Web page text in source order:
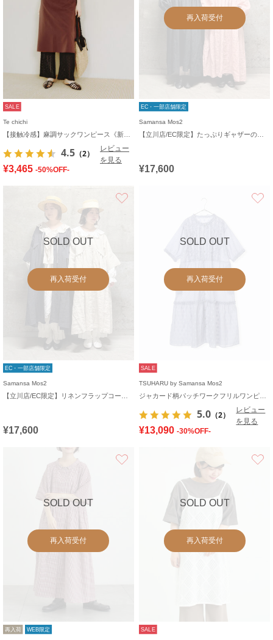
SALE
Te chichi
4.5 （2）
レビュー
を見る
¥3,465 -50%OFF-
再入荷受付
EC・一部店舗限定
Samansa Mos2
¥17,600
SOLD OUT
再入荷受付
EC・一部店舗限定
Samansa Mos2
¥17,600
SOLD OUT
再入荷受付
SALE
TSUHARU by Samansa Mos2
5.0 （2）
レビュー
を見る
¥13,090 -30%OFF-
SOLD OUT
再入荷受付
再入荷 WEB限定
SOLD OUT
再入荷受付
SALE